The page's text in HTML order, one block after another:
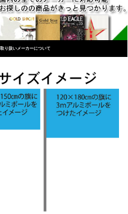
取り扱いメーカーについて